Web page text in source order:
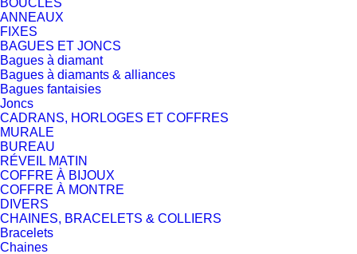
BOUCLES
ANNEAUX
FIXES
BAGUES ET JONCS
Bagues à diamant
Bagues à diamants & alliances
Bagues fantaisies
Joncs
CADRANS, HORLOGES ET COFFRES
MURALE
BUREAU
RÉVEIL MATIN
COFFRE À BIJOUX
COFFRE À MONTRE
DIVERS
CHAINES, BRACELETS & COLLIERS
Bracelets
Chaines